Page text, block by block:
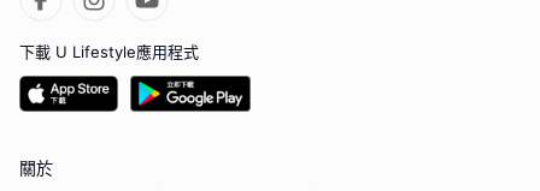
下載 U Lifestyle應用程式
關於